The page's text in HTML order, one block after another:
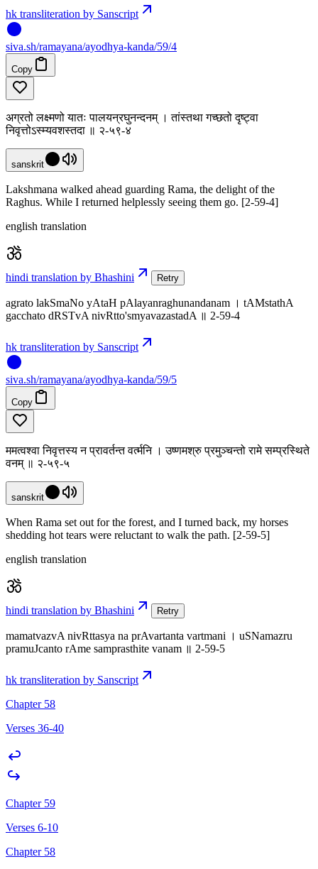
hk transliteration by Sanscript
siva.sh/ramayana/ayodhya-kanda/59/4
Copy
अग्रतो लक्ष्मणो यातः पालयन्रघुनन्दनम् । तांस्तथा गच्छतो दृष्ट्वा
निवृत्तोऽस्म्यवशस्तदा ॥ २-५९-४
sanskrit
Lakshmana walked ahead guarding Rama, the delight of the
Raghus. While I returned helplessly seeing them go. [2-59-4]
english translation
hindi translation by Bhashini Retry
agrato lakSmaNo yAtaH pAlayanraghunandanam । tAMstathA
gacchato dRSTvA nivRtto'smyavazastadA ॥ 2-59-4
hk transliteration by Sanscript
siva.sh/ramayana/ayodhya-kanda/59/5
Copy
ममत्वश्वा निवृत्तस्य न प्रावर्तन्त वर्त्मनि । उष्णमश्रु प्रमुञ्चन्तो रामे सम्प्रस्थिते
वनम् ॥ २-५९-५
sanskrit
When Rama set out for the forest, and I turned back, my horses
shedding hot tears were reluctant to walk the path. [2-59-5]
english translation
hindi translation by Bhashini Retry
mamatvazvA nivRttasya na prAvartanta vartmani । uSNamazru
pramuJcanto rAme samprasthite vanam ॥ 2-59-5
hk transliteration by Sanscript
Chapter 58
Verses 36-40
Chapter 59
Verses 6-10
Chapter 58